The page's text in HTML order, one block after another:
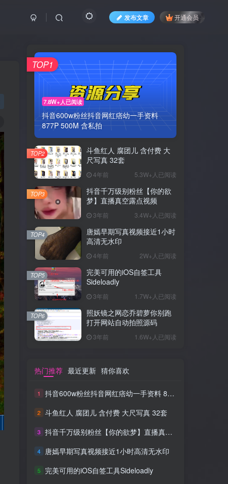
发布文章 开通会员
7.8W+人已阅读
抖音600w粉丝抖音网红痞幼一手资料
877P 500M 含私拍
TOP1
斗鱼红人 腐团儿 含付费 大
尺写真 32套
4年前 5.3W+人已阅读
TOP2
抖音千万级别粉丝【你的欲
梦】直播真空露点视频
3年前 3.4W+人已阅读
TOP3
唐嫣早期写真视频接近1小时
高清无水印
4年前 2W+人已阅读
TOP4
完美可用的iOS自签工具
Sideloadly
3年前 1.7W+人已阅读
TOP5
照妖镜之网恋乔碧萝你别跑
打开网站自动拍照源码
3年前 1.6W+人已阅读
TOP6
热门推荐 最近更新 猜你喜欢
1 抖音600w粉丝抖音网红痞幼一手资料 877P 500M 含私拍
2 斗鱼红人 腐团儿 含付费 大尺写真 32套
3 抖音千万级别粉丝【你的欲梦】直播真空露点视频
4 唐嫣早期写真视频接近1小时高清无水印
5 完美可用的iOS自签工具Sideloadly